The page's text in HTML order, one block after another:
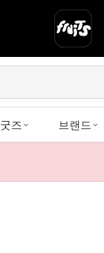
굿즈 브랜드